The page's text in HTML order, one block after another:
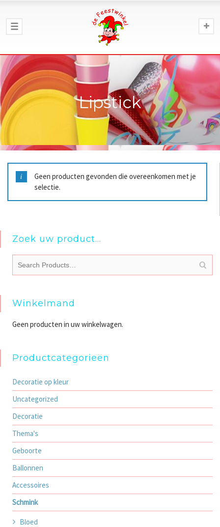
Lipstick
Geen producten gevonden die overeenkomen met je
selectie.
Zoek uw product…
Winkelmand
Geen producten in uw winkelwagen.
Productcategorieën
Decoratie op kleur
Uncategorized
Decoratie
Thema's
Geboorte
Ballonnen
Accessoires
Schmink
Bloed